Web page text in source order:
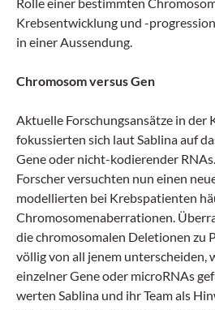
Krebsentwicklung und -
in einer Aussendung.
Chromosom versus Gen
Aktuelle Forschungsansätze in der
fokussierten sich laut Sablina auf
Gene oder nicht-kodierender
Forscher versuchten nun einen
modellierten bei Krebspatienten
Chromosomenaberrationen.
die chromosomalen Deletionen zu
völlig von all jenem unterscheiden,
einzelner Gene oder microRNAs
werten Sablina und ihr Team als